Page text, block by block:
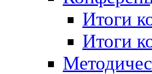
Итоги
Итоги